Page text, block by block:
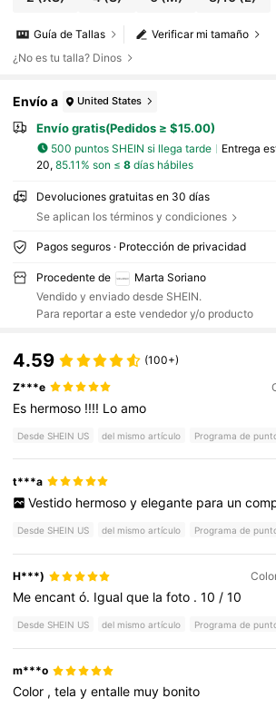
Verificar mi tamaño
Guía de Tallas
¿No es tu talla? Dinos
Envío a United States
Envío gratis(Pedidos ≥ $15.00)
500 puntos SHEIN si llega tarde Entrega
20, 85.11% son ≤ 8días hábiles
Devoluciones gratuitas en 30 días
Se aplican los términos y condiciones
Pagos seguros · Protección de privacidad
Procedente de
Marta Soriano
Vendido y enviado desde SHEIN.
Para reportar a este vendedor y/o producto
4.59 (100+)
Z***e
Es hermoso !!!! Loamo
Desde SHEIN US del mismo artículo Programa de
t***a
Vestido hermoso y elegante para un
Desde SHEIN US del mismo artículo Programa de
H***)
Meencantó. Igualque lafoto .10 /10
Desde SHEIN US del mismo artículo Programa de
m***o
Color ,telayentalle muy bonito